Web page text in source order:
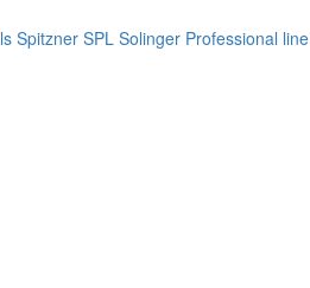
Spitzner SPL Solinger Professional line